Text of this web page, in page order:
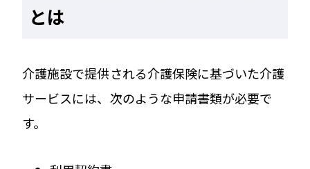
とは
介護施設で提供される介護保険に基づいた介護
サービスには、次のような申請書類が必要で
す。